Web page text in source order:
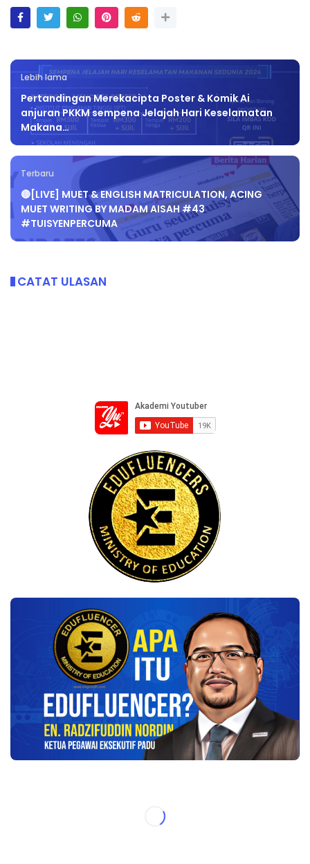
Lebih lama
Pertandingan Merekacipta Poster & Komik Ai
anjuran PKKM sempena Jelajah Hari Keselamatan
Makana…
Terbaru
🔴[LIVE] MUET & ENGLISH MATRICULATION, ACING
MUET WRITING BY MADAM AISAH #43
#TUISYENPERCUMA
CATAT ULASAN